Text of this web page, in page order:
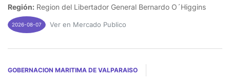
Región: Region del Libertador General Bernardo O´Higgins
2026-08-07 Ver en Mercado Publico
GOBERNACION MARITIMA DE VALPARAISO